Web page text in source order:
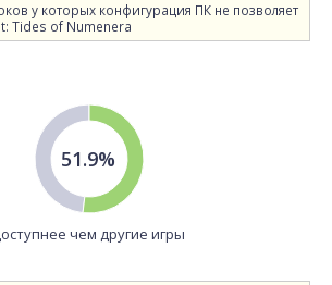
у которых конфигурация ПК не позволяет
Tides of Numenera
51.9%
чем другие игры